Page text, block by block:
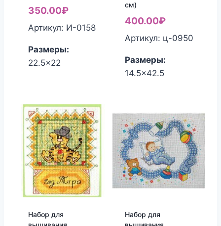
350.00₽
Артикул: И-0158
Размеры:
22.5x22
см)
400.00₽
Артикул: ц-0950
Размеры:
14.5x42.5
Набор для
Набор для